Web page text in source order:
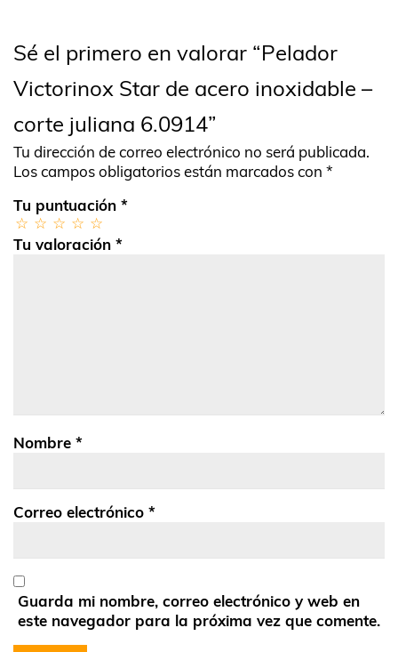
Sé el primero en valorar “Pelador
Victorinox Star de acero inoxidable –
corte juliana 6.0914”
Tu dirección de correo electrónico no será publicada.
Los campos obligatorios están marcados con *
Tu puntuación *
Tu valoración *
Nombre *
Correo electrónico *
Guarda mi nombre, correo electrónico y web en
este navegador para la próxima vez que comente.